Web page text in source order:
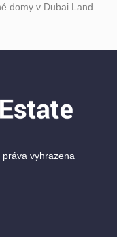
domy v Dubai Land
vyhrazena